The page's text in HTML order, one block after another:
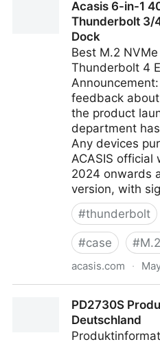
Acasis 6-in-1
Thunderbolt 3/
Dock
Best M.2
Thunderbolt 4
feedback
the product
department
Any devices
ACASIS official
2024 onwards
version, with
#thunderbolt
#case #
acasis.com ·
USB 4 SSD Case & Dock
PD2730S
Deutschland